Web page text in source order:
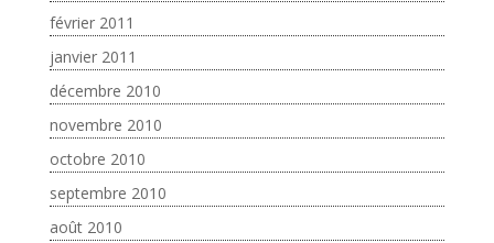
février 2011
janvier 2011
décembre 2010
novembre 2010
octobre 2010
septembre 2010
août 2010